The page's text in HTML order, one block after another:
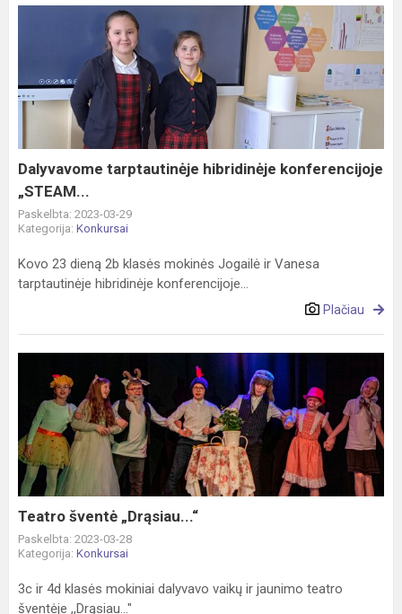
konferencijoje
„STEAM...
Dalyvavome tarptautinėje hibridinėje konferencijoje
„STEAM...
Paskelbta: 2023-03-29
Kategorija: Konkursai
Kovo 23 dieną 2b klasės mokinės Jogailė ir Vanesa
tarptautinėje hibridinėje konferencijoje...
Plačiau
šventė
„Drąsiau...“
Teatro šventė „Drąsiau...“
Paskelbta: 2023-03-28
Kategorija: Konkursai
3c ir 4d klasės mokiniai dalyvavo vaikų ir jaunimo teatro
šventėje ,,Drąsiau…"